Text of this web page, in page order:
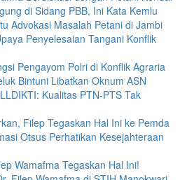
di Sidang PBB, Ini Kata Kemlu
Advokasi Masalah Petani di Jambi
Penyelesaian Tangani Konflik
Pengayom Polri di Konflik Agraria
Bintuni Libatkan Oknum ASN
Kualitas PTN-PTS Tak
Filep Tegaskan Hal Ini ke Pemda
Otsus Perhatikan Kesejahteraan
Wamafma Tegaskan Hal Ini!